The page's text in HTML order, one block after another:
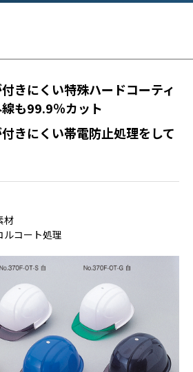
きにくい特殊ハードコーティ
も99.9％カット
きにくい帯電防止処理をして
材
ルコート処理